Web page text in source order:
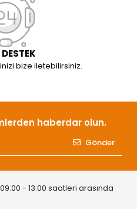
bize iletebilirsiniz.
haberdar olun.
Gönder
- 13:00 saatleri arasında